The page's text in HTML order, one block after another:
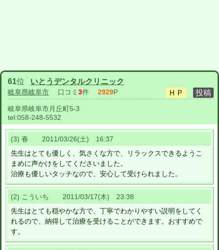
61位 いとうデンタルクリニック
岐阜県岐阜市 口コミ 3件 2929P
岐阜県岐阜市月丘町5-3
tel:058-248-5532
(3) 春 2011/03/26(土) 16:37
先生はとても優しく、気さくな方で、リラックスできるようこ
まめに声かけをしてくださいました。
治療も優しいタッチなので、安心して受けられました。
(2) こういち 2011/03/17(木) 23:38
先生はとても穏やかな方で、丁寧でわかりやすい説明をしてく
れるので、納得して治療を受けることができます。おすすめで
す。